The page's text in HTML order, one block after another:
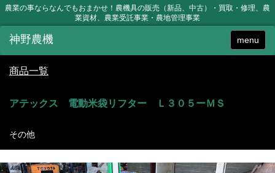
農業の事ならなんでもおまかせ！農機具の販売（新品、中古）・買取・修理、農
業資材、農業受託事業・農地管理事業
menu
商品一覧
アテックス 電動米袋リフター Ｌ３０５ーＭＳ
その他